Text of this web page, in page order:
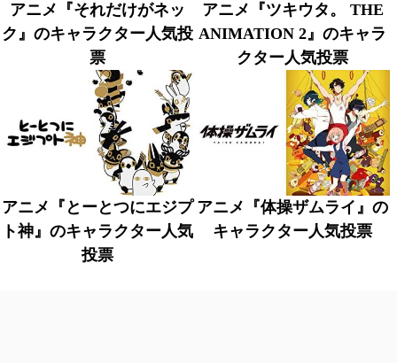
アニメ『それだけがネッ
ク』のキャラクター人気投
票
アニメ『ツキウタ。 THE
ANIMATION 2』のキャラ
クター人気投票
アニメ『とーとつにエジプ
ト神』のキャラクター人気
投票
アニメ『体操ザムライ』の
キャラクター人気投票